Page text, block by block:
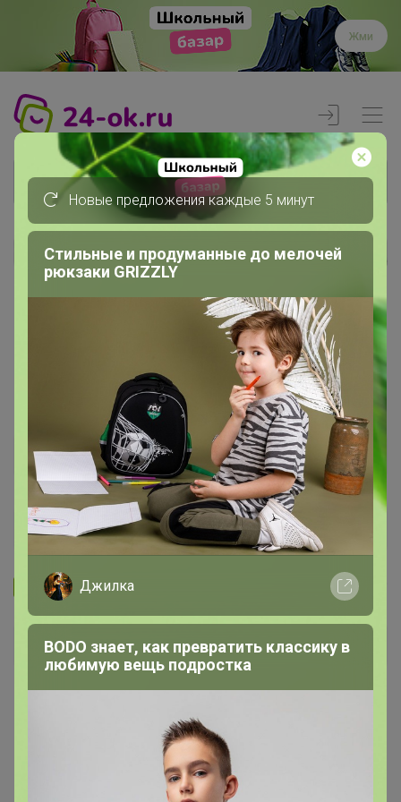
Жми
Запомнить Забыли пароль?
Войти
Регистрация
Войти с помощью других сервисов
Новые предложения каждые 5 минут
Стильные и продуманные до мелочей
рюкзаки GRIZZLY
Джилка
BODO знает, как превратить классику в
любимую вещь подростка